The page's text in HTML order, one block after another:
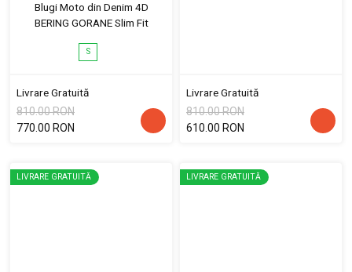
Blugi Moto din Denim 4D
BERING GORANE Slim Fit
S
Livrare Gratuită
810.00 RON
770.00 RON
Livrare Gratuită
810.00 RON
610.00 RON
LIVRARE GRATUITĂ LIVRARE GRATUITĂ